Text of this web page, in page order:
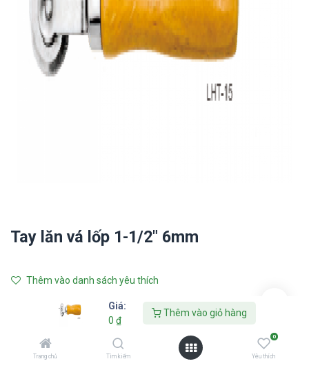
Giá:
0 ₫
Thêm vào giỏ hàng
Trang chủ Tìm kiếm
0
Yêu thích
Tay lăn vá lốp 1-1/2" 6mm
Thêm vào danh sách yêu thích
Liên hệ với chúng tôi
TAITEC